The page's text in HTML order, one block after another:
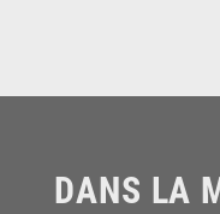
DANS LA